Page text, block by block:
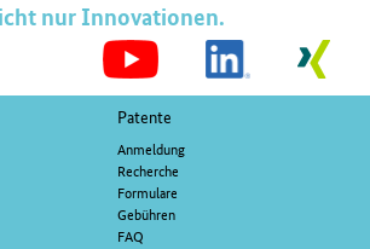
nur Innovationen.
Patente
Anmeldung
Recherche
Formulare
Gebühren
FAQ